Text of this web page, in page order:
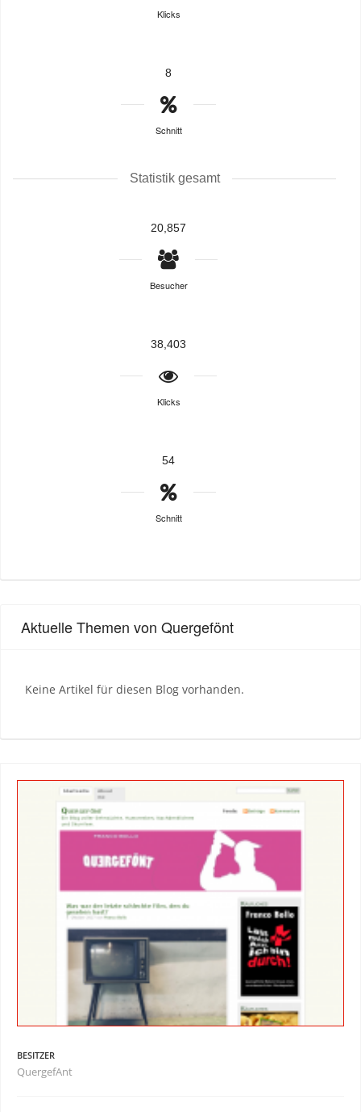
Klicks
8
Schnitt
Statistik gesamt
20,857
Besucher
38,403
Klicks
54
Schnitt
Aktuelle Themen von Quergefönt
Keine Artikel für diesen Blog vorhanden.
BESITZER
QuergefAnt